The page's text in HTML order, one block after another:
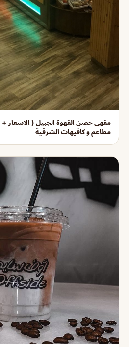
مقهى حصن القهوة الجبيل ( الاسعار +
مطاعم و كافيهات الشرقية